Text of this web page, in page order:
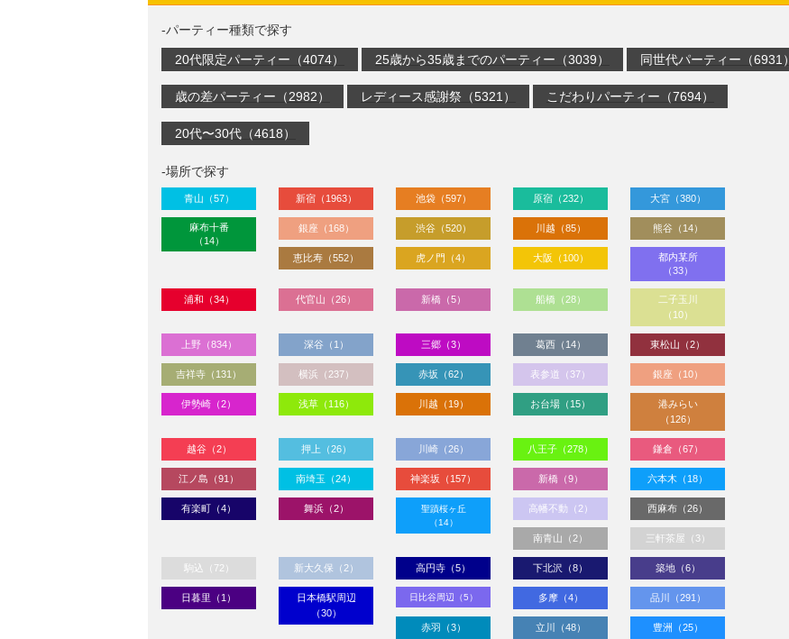
-パーティー種類で探す
20代限定パーティー（4074） 25歳から35歳までのパーティー（3039） 同世代パーティー（6931）
歳の差パーティー（2982） レディース感謝祭（5321） こだわりパーティー（7694）
20代〜30代（4618）
-場所で探す
青山（57） 新宿（1963） 池袋（597） 原宿（232） 大宮（380）
麻布十番
（14）
銀座（168） 渋谷（520） 川越（85） 熊谷（14）
恵比寿（552） 虎ノ門（4） 大阪（100）
都内某所
（33）
浦和（34） 代官山（26） 新橋（5） 船橋（28）
二子玉川
（10）
上野（834） 深谷（1） 三郷（3） 葛西（14） 東松山（2）
吉祥寺（131） 横浜（237） 赤坂（62） 表参道（37） 銀座（10）
伊勢崎（2） 浅草（116） 川越（19） お台場（15）
港みらい
（126）
越谷（2） 押上（26） 川崎（26） 八王子（278） 鎌倉（67）
江ノ島（91） 南埼玉（24） 神楽坂（157） 新橋（9） 六本木（18）
有楽町（4） 舞浜（2）
聖蹟桜ヶ丘
（14）
高幡不動（2） 西麻布（26）
南青山（2） 三軒茶屋（3）
駒込（72） 新大久保（2） 高円寺（5） 下北沢（8） 築地（6）
日暮里（1）
日本橋駅周辺
（30）
日比谷周辺（5） 多摩（4） 品川（291）
赤羽（3） 立川（48） 豊洲（25）